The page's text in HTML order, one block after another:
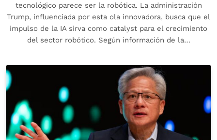
tecnológico parece ser la robótica. La administración
Trump, influenciada por esta ola innovadora, busca que el
impulso de la IA sirva como catalyst para el crecimiento
del sector robótico. Según información de la…